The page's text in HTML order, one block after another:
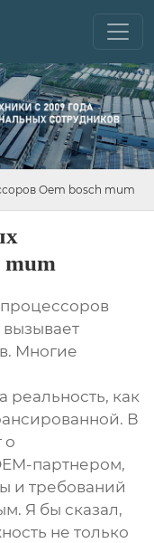
Oem bosch mum
mum
вызывает
Многие
реальность, как
В
о
партнером,
и требований
Я бы сказал,
не только